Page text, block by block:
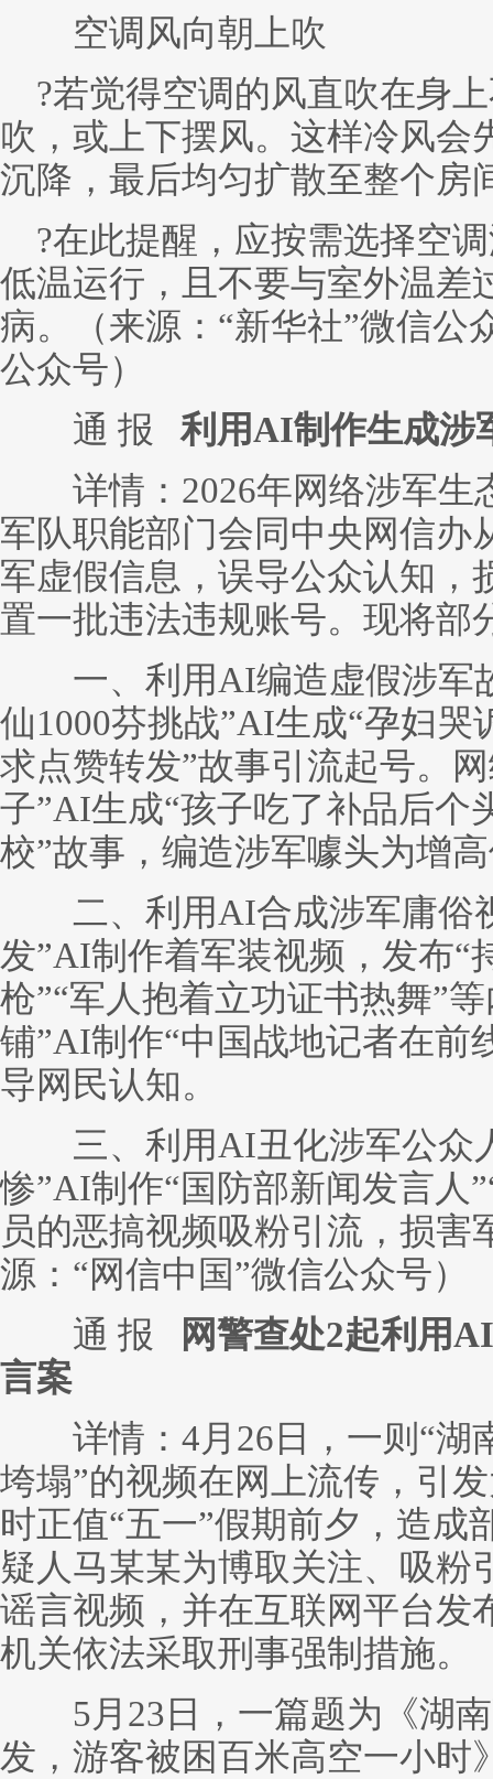
空调风向朝上吹
?若觉得空调的风直吹在身
吹，或上下摆风。这样冷风会
沉降，最后均匀扩散至整个房
?在此提醒，应按需选择空
低温运行，且不要与室外温差
病。（来源：“新华社”微信公
公众号）
通 报
利用AI制作生成涉
详情：2026年网络涉军生
军队职能部门会同中央网信办
军虚假信息，误导公众认知，
置一批违法违规账号。现将部
一、利用AI编造虚假涉军
仙1000芬挑战”AI生成“孕妇
求点赞转发”故事引流起号。
子”AI生成“孩子吃了补品后个
校”故事，编造涉军噱头为增
二、利用AI合成涉军庸俗
发”AI制作着军装视频，发布“
枪”“军人抱着立功证书热舞”
铺”AI制作“中国战地记者在前
导网民认知。
三、利用AI丑化涉军公众
惨”AI制作“国防部新闻发言人
员的恶搞视频吸粉引流，损害
源：“网信中国”微信公众号）
通 报
网警查处2起利用
言案
详情：4月26日，一则“湖
垮塌”的视频在网上流传，引
时正值“五一”假期前夕，造成
疑人马某某为博取关注、吸
谣言视频，并在互联网平台发
机关依法采取刑事强制措施。
5月23日，一篇题为《湖南
发，游客被困百米高空一小时